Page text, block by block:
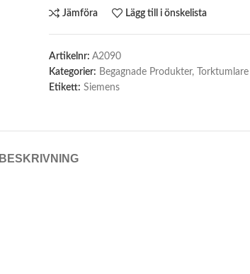
Jämföra Lägg till i önskelista
Artikelnr: A2090
Kategorier: Begagnade Produkter,
Etikett: Siemens
BESKRIVNING